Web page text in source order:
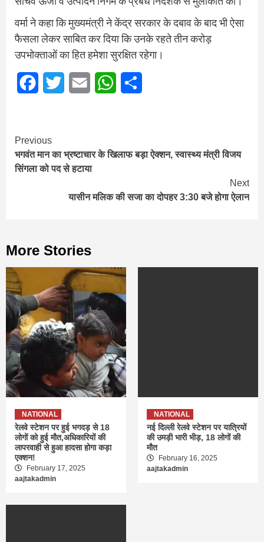
वर्मा ने कहा कि मुख्यमंत्री ने केंद्र सरकार के दबाव के बाद भी ऐसा
फैसला लेकर साबित कर दिया कि उनके रहते तीन करोड़
उपभोक्ताओं का हित हमेशा सुरक्षित रहेगा।
FacebookTwitter Email WhatsApp
Continue
Reading
Previous
भगवंत मान का भ्रष्टाचार के खिलाफ बड़ा ऐक्शन, स्वास्थ्य मंत्री विजय
सिंगला को पद से हटाया
Next
यासीन मलिक की सजा का दोपहर 3:30 बजे होगा ऐलान
More Stories
NATIONAL
रेलवे स्टेशन पर हुई भगदड़ से 18
लोगों को हुई मौत,अधिकारियों की
लापरवाही से हुआ हादसा होगा कड़ा
एक्शन!
February 17, 2025
aajtakadmin
NATIONAL
नई दिल्ली रेलवे स्टेशन पर यात्रियों
की उमड़ी भारी भीड़, 18 लोगों की
मौत
February 16, 2025
aajtakadmin